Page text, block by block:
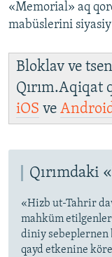
«Memorial» aq
mabüslerini siyasiy
Bloklav ve
Qırım.Aqiqat
iOS ve
Qırımdaki
«Hizb ut-Tahrir
mahküm
diniy sebeplernen
qayd etkenine